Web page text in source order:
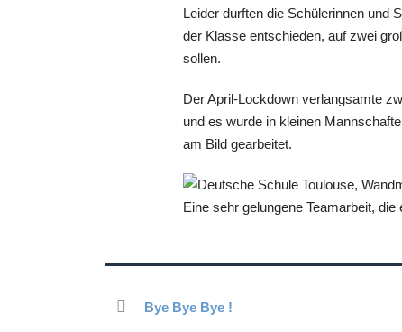
Leider durften die Schülerinnen und
der Klasse entschieden, auf zwei
sollen.
Der April-Lockdown verlangsamte
und es wurde in kleinen
am Bild gearbeitet.
Eine sehr gelungene Teamarbeit,
Bye Bye Bye !